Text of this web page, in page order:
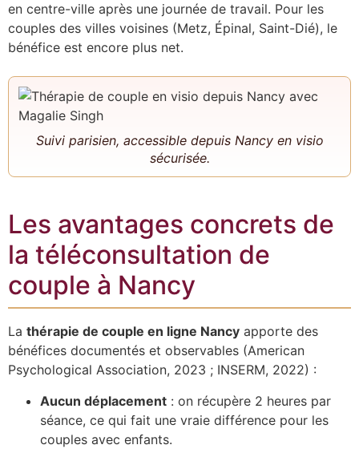
en centre-ville après une journée de travail. Pour les
couples des villes voisines (Metz, Épinal, Saint-Dié), le
bénéfice est encore plus net.
Suivi parisien, accessible depuis Nancy en visio
sécurisée.
Les avantages concrets de
la téléconsultation de
couple à Nancy
La thérapie de couple en ligne Nancy apporte des
bénéfices documentés et observables (American
Psychological Association, 2023 ; INSERM, 2022) :
Aucun déplacement : on récupère 2 heures par
séance, ce qui fait une vraie différence pour les
couples avec enfants.